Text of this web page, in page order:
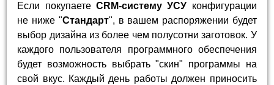
Если покупаете CRM-систему УСУ конфигурации
не ниже "Стандарт", в вашем распоряжении будет
выбор дизайна из более чем полусотни заготовок. У
каждого пользователя программного обеспечения
будет возможность выбрать "скин" программы на
свой вкус. Каждый день работы должен приносить